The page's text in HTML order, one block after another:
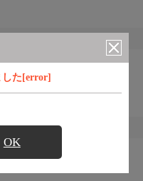
した[error]
OK